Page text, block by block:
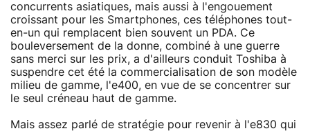
concurrents asiatiques, mais aussi à l'engouement
croissant pour les Smartphones, ces téléphones tout-
en-un qui remplacent bien souvent un PDA. Ce
bouleversement de la donne, combiné à une guerre
sans merci sur les prix, a d'ailleurs conduit Toshiba à
suspendre cet été la commercialisation de son modèle
milieu de gamme, l'e400, en vue de se concentrer sur
le seul créneau haut de gamme.
Mais assez parlé de stratégie pour revenir à l'e830 qui